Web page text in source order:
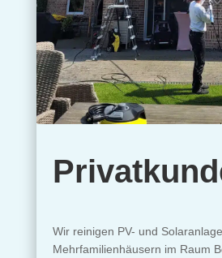
Wir reinigen PV- und
Mehrfamilienhäusern im Raum